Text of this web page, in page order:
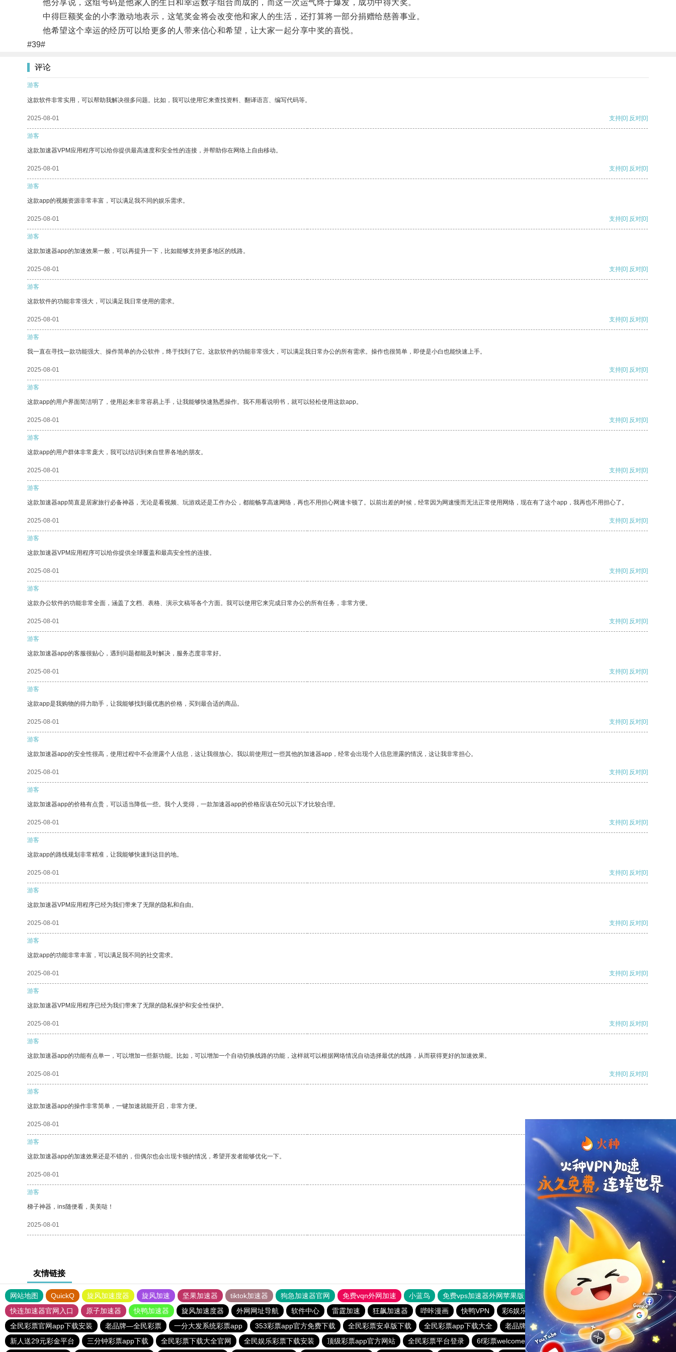
他分享说，这组号码是他家人的生日和幸运数字组合而成的，而这一次运气终于爆发，成功中得大奖。
中得巨额奖金的小李激动地表示，这笔奖金将会改变他和家人的生活，还打算将一部分捐赠给慈善事业。
他希望这个幸运的经历可以给更多的人带来信心和希望，让大家一起分享中奖的喜悦。
#39#
评论
游客
这款软件非常实用，可以帮助我解决很多问题。比如，我可以使用它来查找资料、翻译语言、编写代码等。
2025-08-01 支持[0] 反对[0]
游客
这款加速器VPM应用程序可以给你提供最高速度和安全性的连接，并帮助你在网络上自由移动。
2025-08-01 支持[0] 反对[0]
游客
这款app的视频资源非常丰富，可以满足我不同的娱乐需求。
2025-08-01 支持[0] 反对[0]
游客
这款加速器app的加速效果一般，可以再提升一下，比如能够支持更多地区的线路。
2025-08-01 支持[0] 反对[0]
游客
这款软件的功能非常强大，可以满足我日常使用的需求。
2025-08-01 支持[0] 反对[0]
游客
我一直在寻找一款功能强大、操作简单的办公软件，终于找到了它。这款软件的功能非常强大，可以满足我日常办公的所有需求。操作也很简单，即使是小白也能快速上手。
2025-08-01 支持[0] 反对[0]
游客
这款app的用户界面简洁明了，使用起来非常容易上手，让我能够快速熟悉操作。我不用看说明书，就可以轻松使用这款app。
2025-08-01 支持[0] 反对[0]
游客
这款app的用户群体非常庞大，我可以结识到来自世界各地的朋友。
2025-08-01 支持[0] 反对[0]
游客
这款加速器app简直是居家旅行必备神器，无论是看视频、玩游戏还是工作办公，都能畅享高速网络，再也不用担心网速卡顿了。以前出差的时候，经常因为网速慢而无法正常使用网络，现在有了这个app，我再也不用担心了。
2025-08-01 支持[0] 反对[0]
游客
这款加速器VPM应用程序可以给你提供全球覆盖和最高安全性的连接。
2025-08-01 支持[0] 反对[0]
游客
这款办公软件的功能非常全面，涵盖了文档、表格、演示文稿等各个方面。我可以使用它来完成日常办公的所有任务，非常方便。
2025-08-01 支持[0] 反对[0]
游客
这款加速器app的客服很贴心，遇到问题都能及时解决，服务态度非常好。
2025-08-01 支持[0] 反对[0]
游客
这款app是我购物的得力助手，让我能够找到最优惠的价格，买到最合适的商品。
2025-08-01 支持[0] 反对[0]
游客
这款加速器app的安全性很高，使用过程中不会泄露个人信息，这让我很放心。我以前使用过一些其他的加速器app，经常会出现个人信息泄露的情况，这让我非常担心。
2025-08-01 支持[0] 反对[0]
游客
这款加速器app的价格有点贵，可以适当降低一些。我个人觉得，一款加速器app的价格应该在50元以下才比较合理。
2025-08-01 支持[0] 反对[0]
游客
这款app的路线规划非常精准，让我能够快速到达目的地。
2025-08-01 支持[0] 反对[0]
游客
这款加速器VPM应用程序已经为我们带来了无限的隐私和自由。
2025-08-01 支持[0] 反对[0]
游客
这款app的功能非常丰富，可以满足我不同的社交需求。
2025-08-01 支持[0] 反对[0]
游客
这款加速器VPM应用程序已经为我们带来了无限的隐私保护和安全性保护。
2025-08-01 支持[0] 反对[0]
游客
这款加速器app的功能有点单一，可以增加一些新功能。比如，可以增加一个自动切换线路的功能，这样就可以根据网络情况自动选择最优的线路，从而获得更好的加速效果。
2025-08-01 支持[0] 反对[0]
游客
这款加速器app的操作非常简单，一键加速就能开启，非常方便。
2025-08-01
游客
这款加速器app的加速效果还是不错的，但偶尔也会出现卡顿的情况，希望开发者能够优化一下。
2025-08-01 支持 [0] 反对 [0]
游客
梯子神器，ins随便看，美美哒！
2025-08-01 支持
友情链接
网站地图 QuickQ 旋风加速度器 旋风加速 坚果加速器 tiktok加速器 狗急加速器官网 免费vqn外网加速 小蓝鸟 免费vps加速器外网苹果版 旋风加速度器
快连加速器
快连加速器官网入口
原子加速器 快鸭加速器 旋风加速度器 外网网址导航 软件中心 雷霆加速 狂飙加速器 哔咔漫画 快鸭VPN 彩6娱乐手机端
全民彩票app下载安装安卓
全民彩票官网app下载安装
老品牌—全民彩票 一分大发系统彩票app 353彩票app官方免费下载 全民彩票安卓版下载 全民彩票app下载大全 老品牌—全民彩票
全民彩票所有平台
新人送29元彩金平台
三分钟彩票app下载 全民彩票下载大全官网 全民娱乐彩票下载安装 顶级彩票app官方网站 全民彩票平台登录 6f彩票welcome
快乐彩票app下载地址